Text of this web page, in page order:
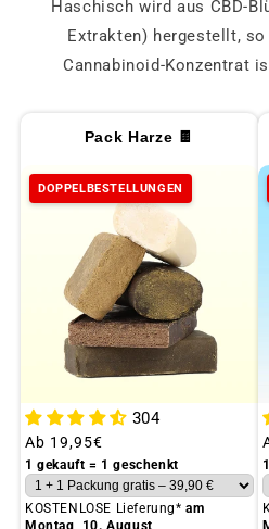
Haschisch wird aus CBD-
Extrakten) hergestellt,
Cannabinoid-Konzentrat
Pack Harze 🍫
DOPPELBESTELLUNGEN
304
Üblicher
Preis
Ab 19,95€
1 gekauft = 1 geschenkt
KOSTENLOSE Lieferung*am
Montag, 10. August